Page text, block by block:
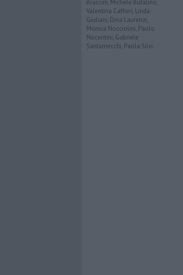
Braccini, Michele Bufalino,
Valentina Caffieri, Linda
Giuliani, Dina Laurenzi,
Monica Nocciolini, Paolo
Nocentini, Gabriele
Santarnecchi, Paola Silvi.